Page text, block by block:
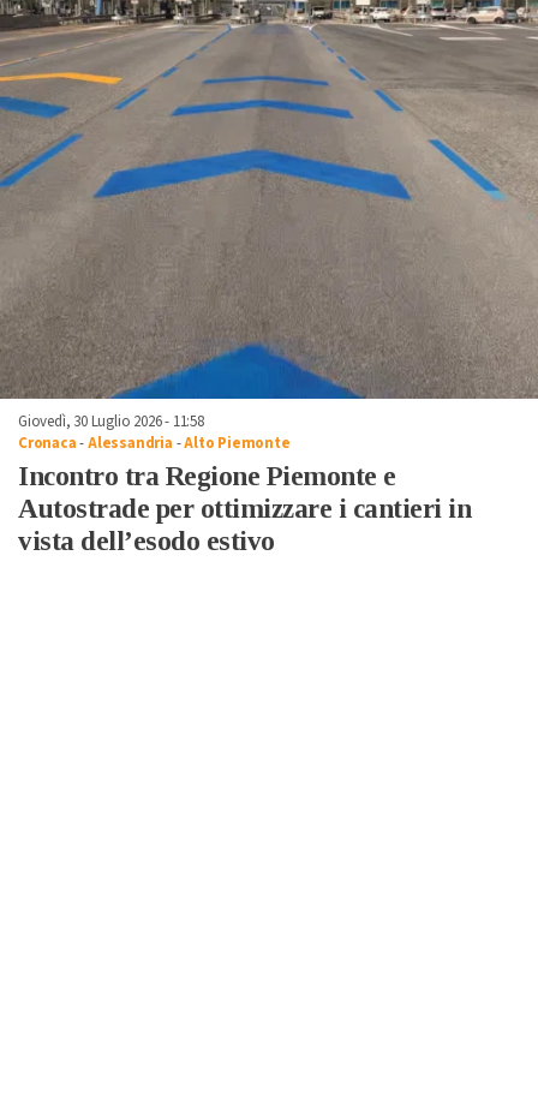
Giovedì, 30 Luglio 2026 - 11:58
Cronaca-Alessandria -Alto Piemonte
Incontro tra Regione Piemonte e
Autostrade per ottimizzare i cantieri in
vista dell’esodo estivo